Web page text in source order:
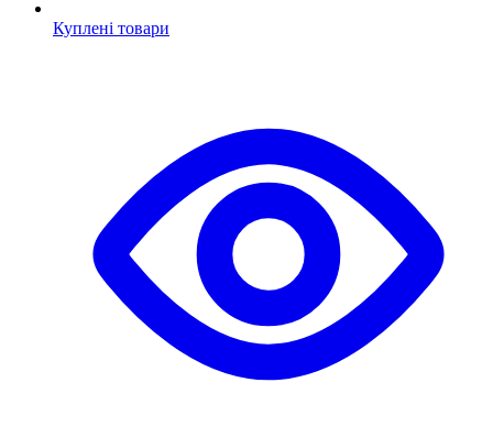
Куплені товари